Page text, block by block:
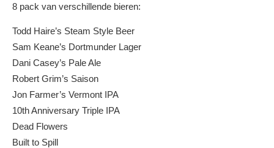
8 pack van verschillende bieren:
Todd Haire’s Steam Style Beer
Sam Keane’s Dortmunder Lager
Dani Casey’s Pale Ale
Robert Grim’s Saison
Jon Farmer’s Vermont IPA
10th Anniversary Triple IPA
Dead Flowers
Built to Spill